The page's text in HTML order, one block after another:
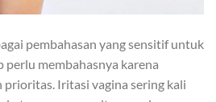
pembahasan yang sensitif untuk
membahasnya karena
prioritas. Iritasi vagina sering kali